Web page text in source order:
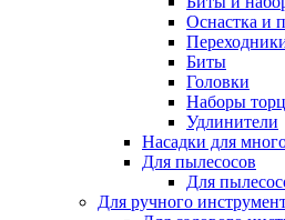
Оснастка и
Биты
Головки
Наборы
Удлинители
Насадки для
Для пылесосов
Для
Для ручного